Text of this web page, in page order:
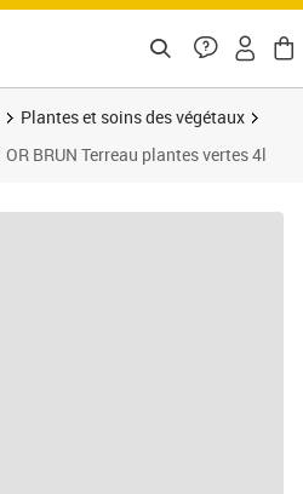
Plantes et soins des végétaux
OR BRUN Terreau plantes vertes 4l